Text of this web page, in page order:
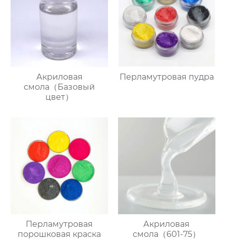
Акриловая
смола（Базовый
цвет）
Перламутровая пудра
Перламутровая
порошковая краска
Акриловая
смола（601-75）